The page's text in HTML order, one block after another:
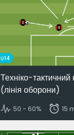
U14
Техніко-
(лінія оборони)
50 - 60% 15